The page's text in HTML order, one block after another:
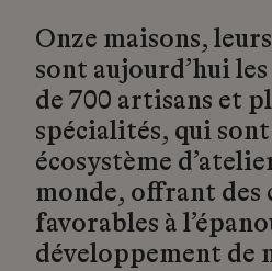
Onze maisons,
sont aujourd’hui
de 700 artisans et
spécialités, qui
écosystème
monde, offrant
favorables à
développement de